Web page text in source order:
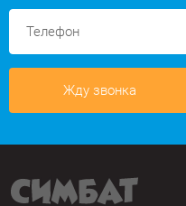
Жду звонка